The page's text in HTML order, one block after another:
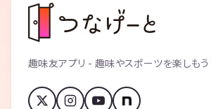
趣味友アプリ - 趣味やスポーツを楽しもう